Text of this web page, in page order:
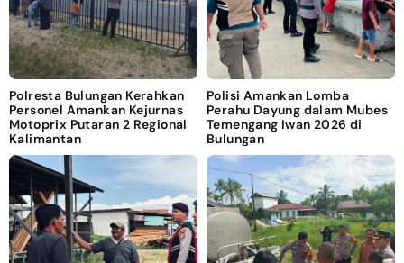
Polresta Bulungan Kerahkan
Personel Amankan Kejurnas
Motoprix Putaran 2 Regional
Kalimantan
Polisi Amankan Lomba
Perahu Dayung dalam Mubes
Temengang Iwan 2026 di
Bulungan